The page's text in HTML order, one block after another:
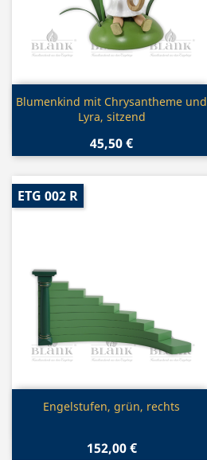
Vorschau
Blumenkind mit Chrysantheme und
Lyra, sitzend
45,50 €
Vorschau
Engelstufen, grün, rechts
152,00 €
ETG 002 R